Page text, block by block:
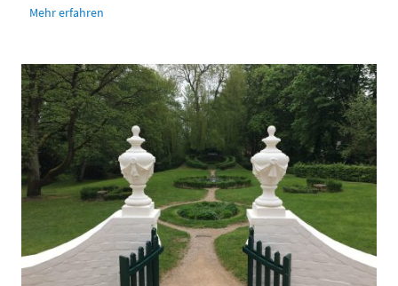
Mehr erfahren